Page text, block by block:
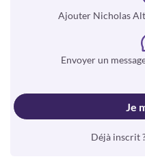
Ajouter Nicholas
Envoyer un
Je
Déjà inscrit